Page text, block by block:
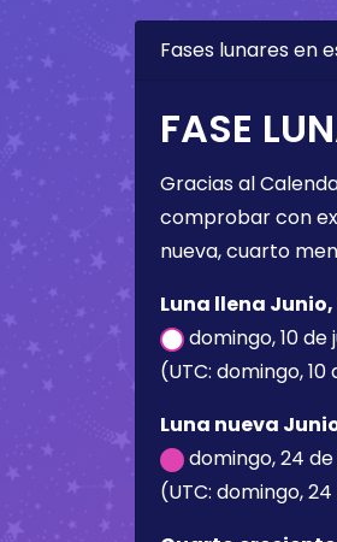
Fases lunares en
FASE
Gracias al
comprobar con
nueva, cuarto
Luna llena Junio,
domingo, 10 de
(UTC: domingo, 10
Luna nueva
domingo, 24 de
(UTC: domingo, 24